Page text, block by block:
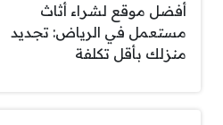
أفضل موقع لشراء أثاث
مستعمل في الرياض: تجديد
منزلك بأقل تكلفة